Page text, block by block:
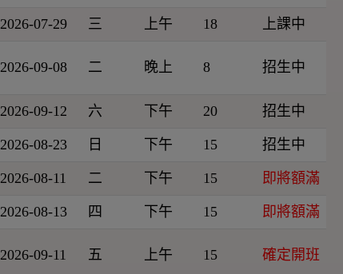
2026-07-29 三 上午 18 上課中
2026-09-08 二 晚上 8 招生中
2026-09-12 六 下午 20 招生中
2026-08-23 日 下午 15 招生中
2026-08-11 二 下午 15 即將額滿
2026-08-13 四 下午 15 即將額滿
2026-09-11 五 上午 15 確定開班